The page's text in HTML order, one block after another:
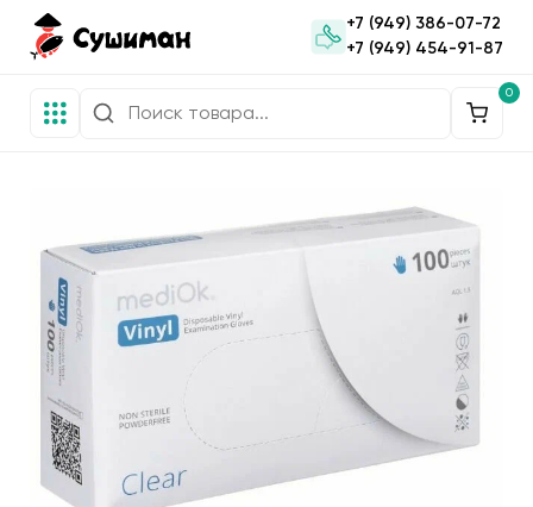
+7 (949) 386-07-72
+7 (949) 454-91-87
0